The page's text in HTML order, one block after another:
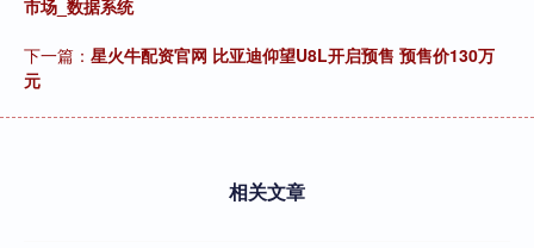
市场_数据系统
下一篇： 星火牛配资官网 比亚迪仰望U8L开启预售 预售价130万
元
相关文章